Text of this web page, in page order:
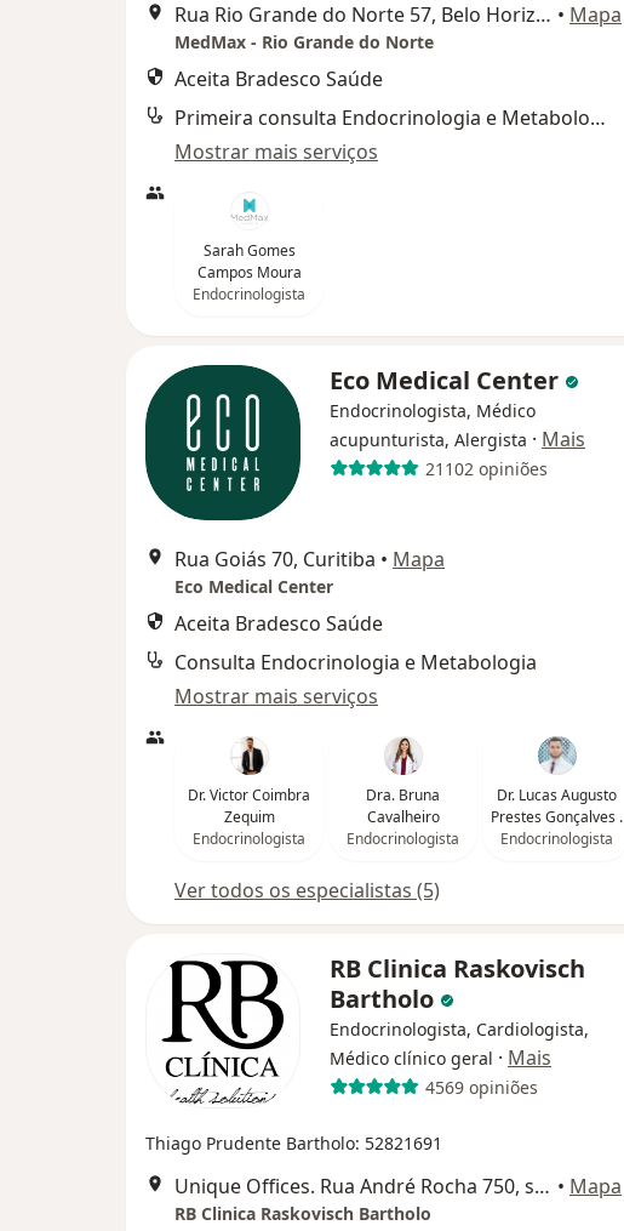
Rua Rio Grande do Norte 57, Belo Horizonte • Mapa
MedMax - Rio Grande do Norte
Aceita Bradesco Saúde
Primeira consulta Endocrinologia e Metabologia
Mostrar mais serviços
Sarah Gomes
Campos Moura
Endocrinologista
Eco Medical Center
Endocrinologista, Médico
acupunturista, Alergista · Mais
21102 opiniões
Rua Goiás 70, Curitiba • Mapa
Eco Medical Center
Aceita Bradesco Saúde
Consulta Endocrinologia e Metabologia
Mostrar mais serviços
Dr. Victor Coimbra
Zequim
Endocrinologista
Dra. Bruna
Cavalheiro
Endocrinologista
Dr. Lucas Augusto
Prestes Gonçalves .
Endocrinologista
Ver todos os especialistas (5)
RB Clinica Raskovisch
Bartholo
Endocrinologista, Cardiologista,
Médico clínico geral · Mais
4569 opiniões
Thiago Prudente Bartholo: 52821691
Unique Offices. Rua André Rocha 750, sala 608/609. Taquara, Rio de Janeiro • Mapa
RB Clinica Raskovisch Bartholo